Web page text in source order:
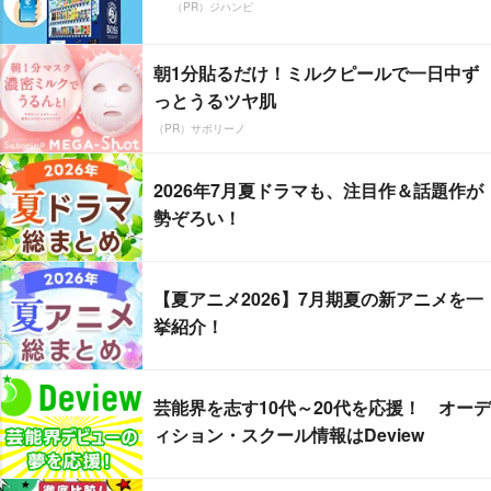
（PR）ジハンピ
朝1分貼るだけ！ミルクピールで一日中ず
っとうるツヤ肌
（PR）サボリーノ
2026年7月夏ドラマも、注目作＆話題作が
勢ぞろい！
【夏アニメ2026】7月期夏の新アニメを一
挙紹介！
芸能界を志す10代～20代を応援！ オーデ
ィション・スクール情報はDeview